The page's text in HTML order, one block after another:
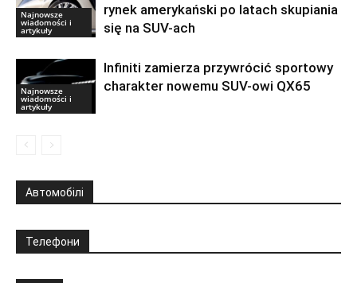
Najnowsze
wiadomości i
artykuły
rynek amerykański po latach skupiania
się na SUV-ach
Najnowsze
wiadomości i
artykuły
Infiniti zamierza przywrócić sportowy
charakter nowemu SUV-owi QX65
Автомобілі
Телефони